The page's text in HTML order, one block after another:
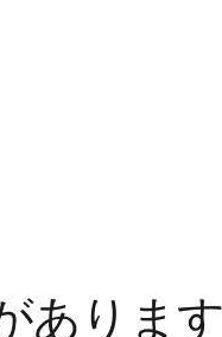
ありま